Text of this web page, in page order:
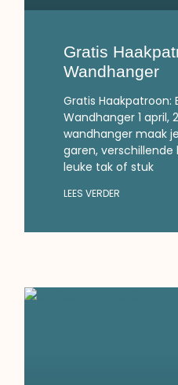
Gratis
Wandhanger
Gratis Haakpatroon:
Wandhanger 1 april,
wandhanger maak
garen,
leuke tak of stuk
LEES VERDER